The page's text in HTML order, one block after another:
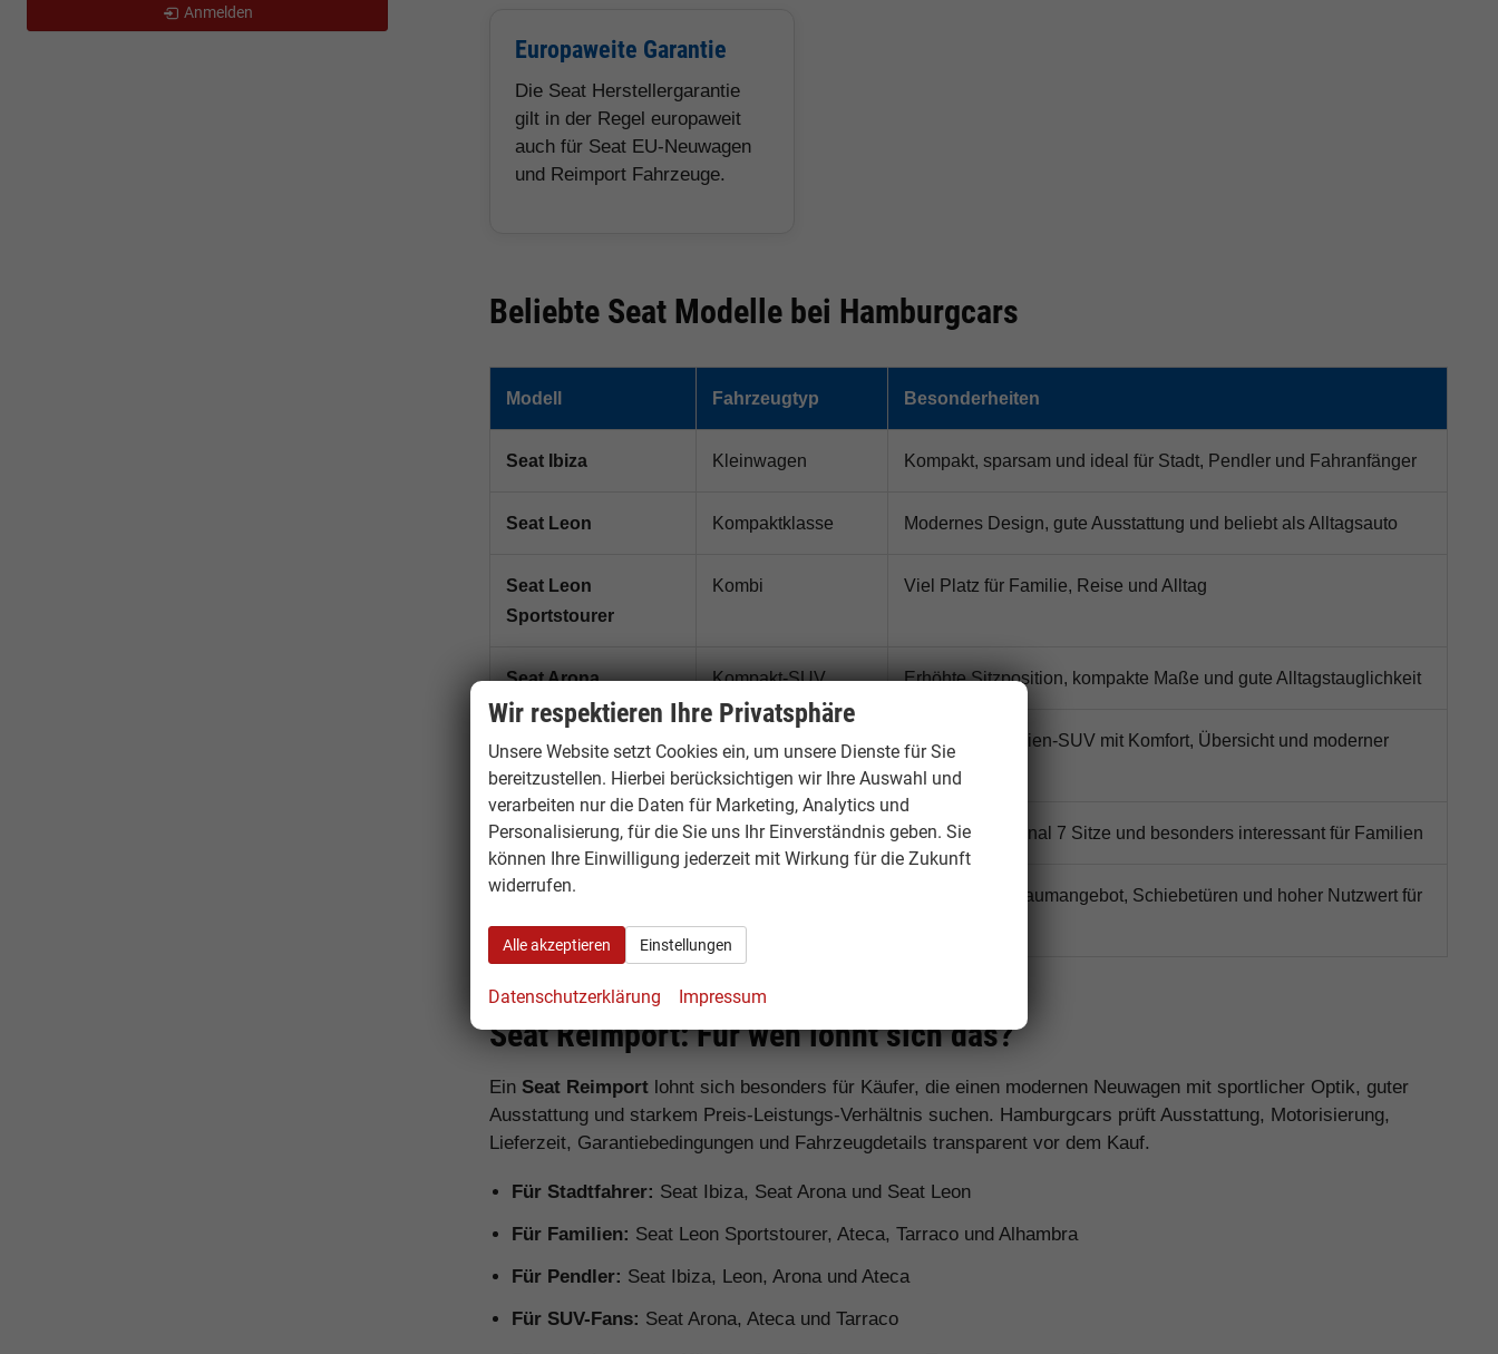
Europaweite Garantie
Die Seat Herstellergarantie
gilt in der Regel europaweit
auch für Seat EU-Neuwagen
und Reimport Fahrzeuge.
Beliebte Seat Modelle bei Hamburgcars
Modell Fahrzeugtyp Besonderheiten
Seat Ibiza Kleinwagen Kompakt, sparsam und ideal für Stadt, Pendler und Fahranfänger
Seat Leon Kompaktklasse Modernes Design, gute Ausstattung und beliebt als Alltagsauto
Seat Leon
Sportstourer
Kombi Viel Platz für Familie, Reise und Alltag
Seat Arona Kompakt-SUV Erhöhte Sitzposition, kompakte Maße und gute Alltagstauglichkeit
Seat Ateca SUV
Beliebtes Familien-SUV mit Komfort, Übersicht und moderner
Technik
Seat Tarraco Großes SUV Viel Platz, optional 7 Sitze und besonders interessant für Familien
Seat Alhambra
Familienfahrzeug
Großzügiges Raumangebot, Schiebetüren und hoher Nutzwert für
Seat Reimport: Für wen lohnt sich das?
Ein Seat Reimport lohnt sich besonders für Käufer, die einen modernen Neuwagen mit sportlicher Optik, guter
Ausstattung und starkem Preis-Leistungs-Verhältnis suchen. Hamburgcars prüft Ausstattung, Motorisierung,
Lieferzeit, Garantiebedingungen und Fahrzeugdetails transparent vor dem Kauf.
Für Stadtfahrer: Seat Ibiza, Seat Arona und Seat Leon
Für Familien: Seat Leon Sportstourer, Ateca, Tarraco und Alhambra
Für Pendler: Seat Ibiza, Leon, Arona und Ateca
Für SUV-Fans: Seat Arona, Ateca und Tarraco
Anmelden
Wir respektieren Ihre Privatsphäre
Unsere Website setzt Cookies ein, um unsere Dienste für Sie
bereitzustellen. Hierbei berücksichtigen wir Ihre Auswahl und
verarbeiten nur die Daten für Marketing, Analytics und
Personalisierung, für die Sie uns Ihr Einverständnis geben. Sie
können Ihre Einwilligung jederzeit mit Wirkung für die Zukunft
widerrufen.
Alle akzeptieren Einstellungen
Datenschutzerklärung Impressum